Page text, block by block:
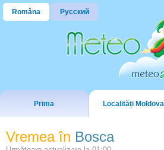
Româna Русский
Prima Localități Moldova
Vremea în Bosca